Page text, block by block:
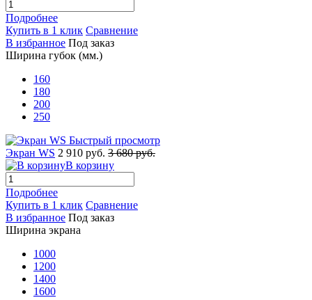
Подробнее
Купить в 1 клик Сравнение
В избранное Под заказ
Ширина губок (мм.)
160
180
200
250
Быстрый просмотр
Экран WS 2 910 руб. 3 680 руб.
В корзину
Подробнее
Купить в 1 клик Сравнение
В избранное Под заказ
Ширина экрана
1000
1200
1400
1600